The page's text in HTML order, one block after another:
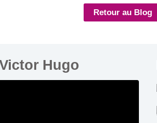
Retour au Blog
Hugo